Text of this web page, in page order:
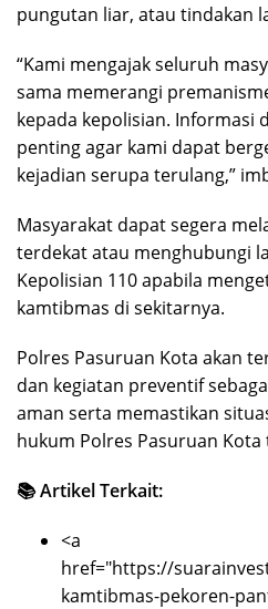
pungutan liar, atau tindakan
“Kami mengajak seluruh
sama memerangi
kepada kepolisian. Informasi
penting agar kami dapat
kejadian serupa terulang,”
Masyarakat dapat segera
terdekat atau menghubungi
Kepolisian 110 apabila
kamtibmas di sekitarnya.
Polres Pasuruan Kota akan
dan kegiatan preventif
aman serta memastikan
hukum Polres Pasuruan
📚 Artikel Terkait:
<a
href="https://
kamtibmas-pekoren-